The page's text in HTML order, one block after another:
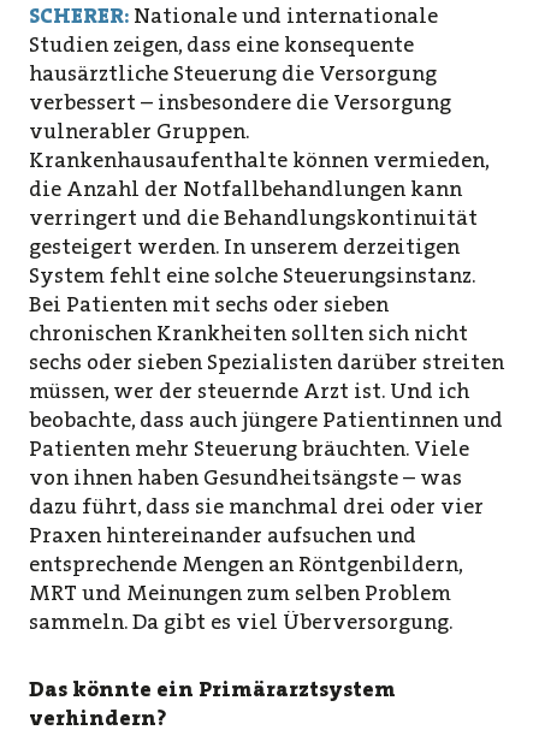
SCHERER: Nationale und internationale
Studien zeigen, dass eine konsequente
hausärztliche Steuerung die Versorgung
verbessert – insbesondere die Versorgung
vulnerabler Gruppen.
Krankenhausaufenthalte können vermieden,
die Anzahl der Notfallbehandlungen kann
verringert und die Behandlungskontinuität
gesteigert werden. In unserem derzeitigen
System fehlt eine solche Steuerungsinstanz.
Bei Patienten mit sechs oder sieben
chronischen Krankheiten sollten sich nicht
sechs oder sieben Spezialisten darüber streiten
müssen, wer der steuernde Arzt ist. Und ich
beobachte, dass auch jüngere Patientinnen und
Patienten mehr Steuerung bräuchten. Viele
von ihnen haben Gesundheitsängste – was
dazu führt, dass sie manchmal drei oder vier
Praxen hintereinander aufsuchen und
entsprechende Mengen an Röntgenbildern,
MRT und Meinungen zum selben Problem
sammeln. Da gibt es viel Überversorgung.
Das könnte ein Primärarztsystem
verhindern?